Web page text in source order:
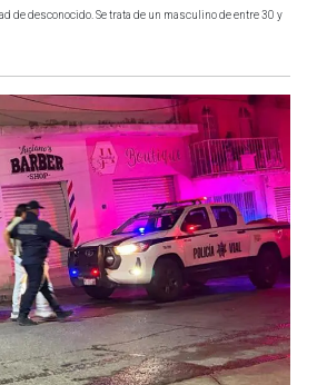
de desconocido. Se trata de un masculino de entre 30 y